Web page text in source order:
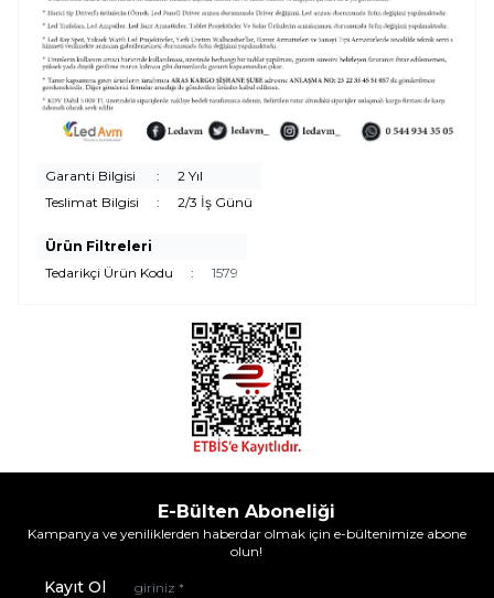
Garanti Bilgisi :
2 Yıl
Teslimat Bilgisi
: 2/3 İş Günü
Ürün Filtreleri
Tedarikçi Ürün Kodu
: 1579
E-Bülten Aboneliği
Kampanya ve yeniliklerden haberdar olmak için e-bültenimize abone
olun!
Kayıt Ol